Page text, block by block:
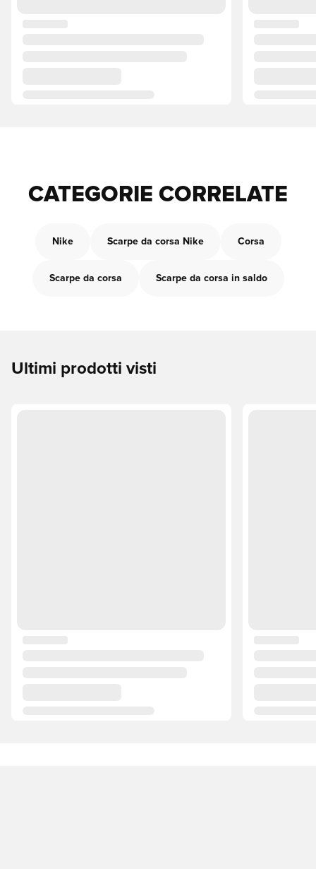
CATEGORIE CORRELATE
Nike Scarpe da corsa Nike Corsa
Scarpe da corsa Scarpe da corsa in saldo
Ultimi prodotti visti